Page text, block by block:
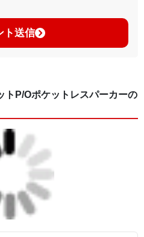
ト送信
トP/Oポケットレスパーカーの